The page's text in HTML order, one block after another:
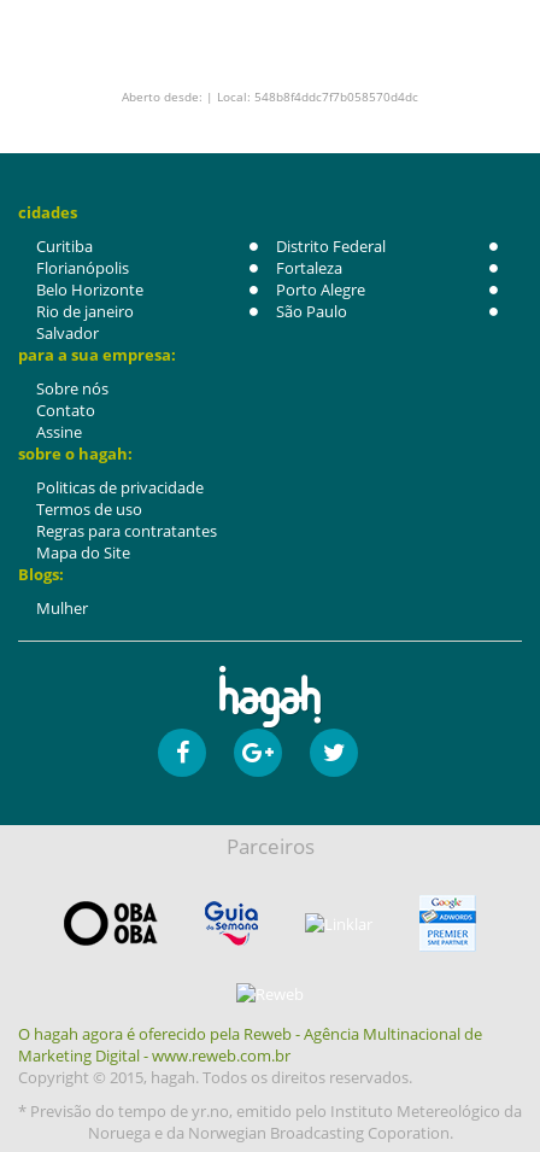
Aberto desde: | Local: 548b8f4ddc7f7b058570d4dc
cidades
Curitiba
Distrito Federal
Florianópolis
Fortaleza
Belo Horizonte
Porto Alegre
Rio de janeiro
São Paulo
Salvador
para a sua empresa:
Sobre nós
Contato
Assine
sobre o hagah:
Politicas de privacidade
Termos de uso
Regras para contratantes
Mapa do Site
Blogs:
Mulher
Parceiros
O hagah agora é oferecido pela Reweb - Agência Multinacional de
Marketing Digital - www.reweb.com.br
Copyright © 2015, hagah. Todos os direitos reservados.
* Previsão do tempo de yr.no, emitido pelo Instituto Metereológico da
Noruega e da Norwegian Broadcasting Coporation.